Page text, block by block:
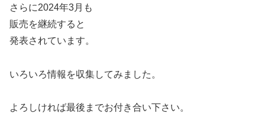
さらに2024年3月も
販売を継続すると
発表されています。
いろいろ情報を収集してみました。
よろしければ最後までお付き合い下さい。